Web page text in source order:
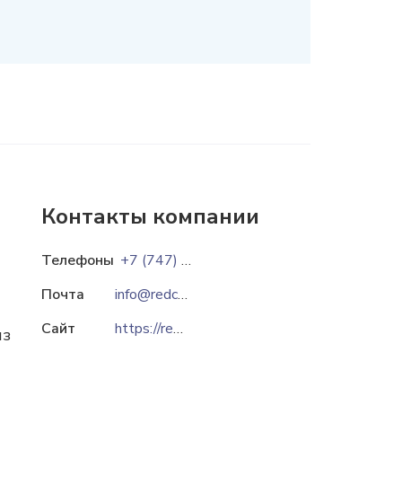
Контакты компании
Телефоны
+7 (747) 113 50 00
Почта
info@redcube.kz
Сайт
https://redcube.kz